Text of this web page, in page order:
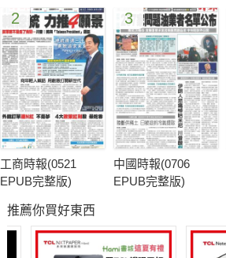
2
工商時報(0521
EPUB完整版)
3
中國時報(0706
EPUB完整版)
推薦你買好東西